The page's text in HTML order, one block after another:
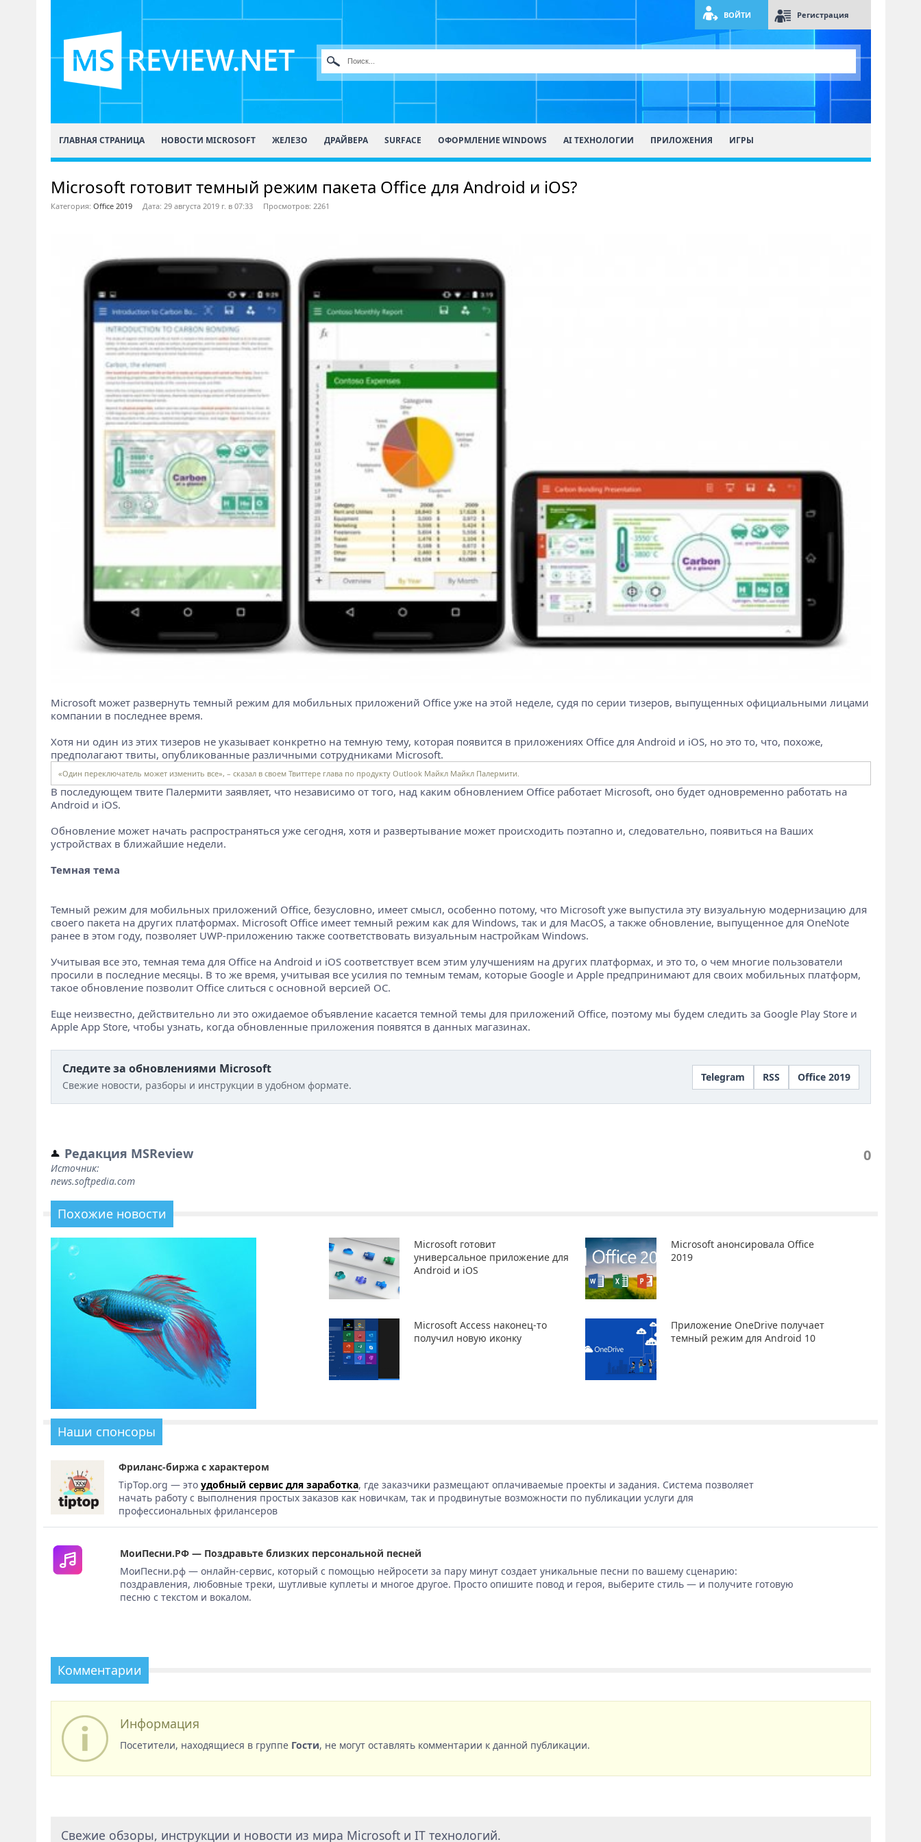
ВОЙТИ Регистрация
ГЛАВНАЯ СТРАНИЦА НОВОСТИ MICROSOFT ЖЕЛЕЗО ДРАЙВЕРА SURFACE ОФОРМЛЕНИЕ WINDOWS AI ТЕХНОЛОГИИ ПРИЛОЖЕНИЯ ИГРЫ
Microsoft готовит темный режим пакета Office для Android и iOS?
Категория: Office 2019 Дата: 29 августа 2019 г. в 07:33 Просмотров: 2261
Microsoft может развернуть темный режим для мобильных приложений Office уже на этой неделе, судя по серии тизеров, выпущенных официальными лицами
компании в последнее время.
Хотя ни один из этих тизеров не указывает конкретно на темную тему, которая появится в приложениях Office для Android и iOS, но это то, что, похоже,
предполагают твиты, опубликованные различными сотрудниками Microsoft.
«Один переключатель может изменить все», – сказал в своем Твиттере глава по продукту Outlook Майкл Майкл Палермити.
В последующем твите Палермити заявляет, что независимо от того, над каким обновлением Office работает Microsoft, оно будет одновременно работать на
Android и iOS.
Обновление может начать распространяться уже сегодня, хотя и развертывание может происходить поэтапно и, следовательно, появиться на Ваших
устройствах в ближайшие недели.
Темная тема
Темный режим для мобильных приложений Office, безусловно, имеет смысл, особенно потому, что Microsoft уже выпустила эту визуальную модернизацию для
своего пакета на других платформах. Microsoft Office имеет темный режим как для Windows, так и для MacOS, а также обновление, выпущенное для OneNote
ранее в этом году, позволяет UWP-приложению также соответствовать визуальным настройкам Windows.
Учитывая все это, темная тема для Office на Android и iOS соответствует всем этим улучшениям на других платформах, и это то, о чем многие пользователи
просили в последние месяцы. В то же время, учитывая все усилия по темным темам, которые Google и Apple предпринимают для своих мобильных платформ,
такое обновление позволит Office слиться с основной версией ОС.
Еще неизвестно, действительно ли это ожидаемое объявление касается темной темы для приложений Office, поэтому мы будем следить за Google Play Store и
Apple App Store, чтобы узнать, когда обновленные приложения появятся в данных магазинах.
Следите за обновлениями Microsoft
Свежие новости, разборы и инструкции в удобном формате.
Telegram RSS Office 2019
Редакция MSReview
Источник:
news.softpedia.com
0
Похожие новости
Microsoft готовит
универсальное приложение для
Android и iOS
Microsoft анонсировала Office
2019
Microsoft Access наконец-то
получил новую иконку
Приложение OneDrive получает
темный режим для Android 10
Наши спонсоры
Фриланс-биржа с характером
TipTop.org — этоудобный сервис для заработка, где заказчики размещают оплачиваемые проекты и задания. Система позволяет
начать работу с выполнения простых заказов как новичкам, так и продвинутые возможности по публикации услуги для
профессиональных фрилансеров
МоиПесни.РФ — Поздравьте близких персональной песней
МоиПесни.рф — онлайн-сервис, который с помощью нейросети за пару минут создает уникальные песни по вашему сценарию:
поздравления, любовные треки, шутливые куплеты и многое другое. Просто опишите повод и героя, выберите стиль — и получите готовую
песню с текстом и вокалом.
Комментарии
Информация
Посетители, находящиеся в группе Гости, не могут оставлять комментарии к данной публикации.
Свежие обзоры, инструкции и новости из мира Microsoft и IT технологий.